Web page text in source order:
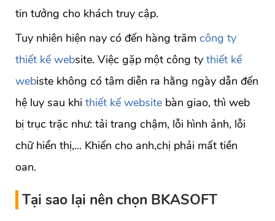
tin tưởng cho khách truy cập.
Tuy nhiên hiện nay có đến hàng trăm công ty
thiết kế website. Việc gặp một công ty thiết kế
webiste không có tâm diễn ra hằng ngày dẫn đến
hệ luy sau khi thiết kế website bàn giao, thì web
bị trục trặc như: tải trang chậm, lỗi hình ảnh, lỗi
chữ hiển thị,... Khiến cho anh,chị phải mất tiền
oan.
Tại sao lại nên chọn BKASOFT